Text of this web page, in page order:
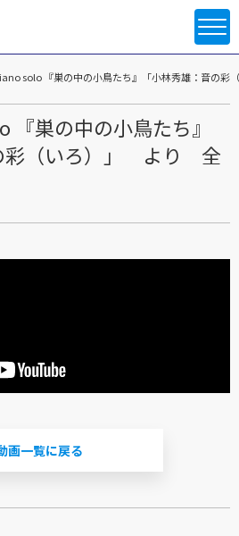
solo 『巣の中の小鳥たち』「小林秀雄：音の
巣の中の小鳥たち』
彩（いろ）」 より 全
画一覧に戻る